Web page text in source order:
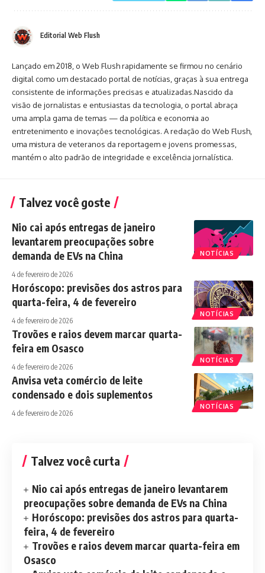
Editorial Web Flush
Lançado em 2018, o Web Flush rapidamente se firmou no cenário
digital como um destacado portal de notícias, graças à sua entrega
consistente de informações precisas e atualizadas.Nascido da
visão de jornalistas e entusiastas da tecnologia, o portal abraça
uma ampla gama de temas — da política e economia ao
entretenimento e inovações tecnológicas. A redação do Web Flush,
uma mistura de veteranos da reportagem e jovens promessas,
mantém o alto padrão de integridade e excelência jornalística.
Talvez você goste
NOTÍCIAS
Nio cai após entregas de janeiro
levantarem preocupações sobre
demanda de EVs na China
4 de fevereiro de 2026
NOTÍCIAS
Horóscopo: previsões dos astros para
quarta-feira, 4 de fevereiro
4 de fevereiro de 2026
NOTÍCIAS
Trovões e raios devem marcar quarta-
feira em Osasco
4 de fevereiro de 2026
NOTÍCIAS
Anvisa veta comércio de leite
condensado e dois suplementos
4 de fevereiro de 2026
Talvez você curta
Nio cai após entregas de janeiro levantarem
preocupações sobre demanda de EVs na China
Horóscopo: previsões dos astros para quarta-
feira, 4 de fevereiro
Trovões e raios devem marcar quarta-feira em
Osasco